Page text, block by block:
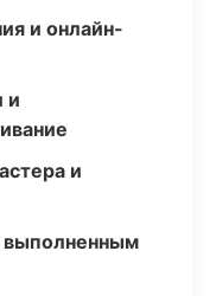
и онлайн-
и
и
выполненным